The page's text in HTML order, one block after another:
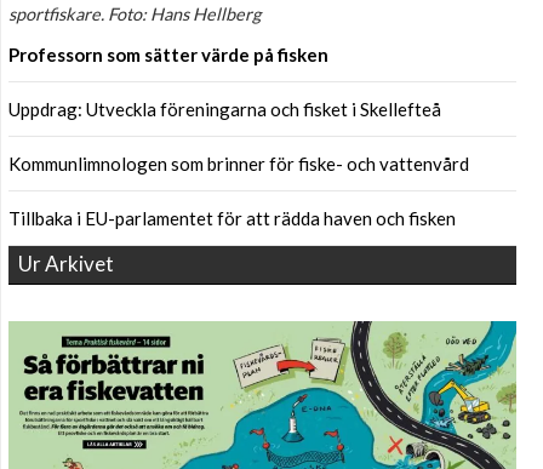
sportfiskare. Foto: Hans Hellberg
Professorn som sätter värde på fisken
Uppdrag: Utveckla föreningarna och fisket i Skellefteå
Kommunlimnologen som brinner för fiske- och vattenvård
Tillbaka i EU-parlamentet för att rädda haven och fisken
Ur Arkivet